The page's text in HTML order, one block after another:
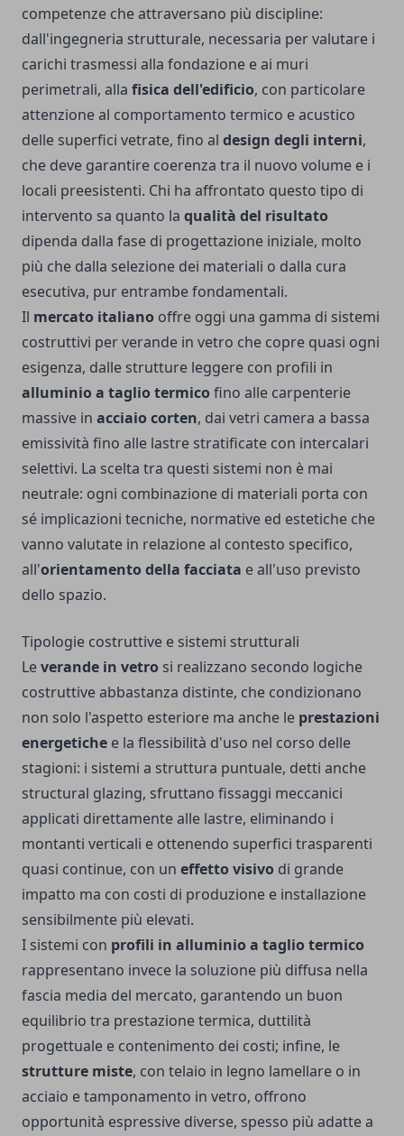
competenze che attraversano più discipline:
dall'ingegneria strutturale, necessaria per valutare i
carichi trasmessi alla fondazione e ai muri
perimetrali, alla fisica dell'edificio, con particolare
attenzione al comportamento termico e acustico
delle superfici vetrate, fino al design degli interni,
che deve garantire coerenza tra il nuovo volume e i
locali preesistenti. Chi ha affrontato questo tipo di
intervento sa quanto la qualità del risultato
dipenda dalla fase di progettazione iniziale, molto
più che dalla selezione dei materiali o dalla cura
esecutiva, pur entrambe fondamentali.
Il mercato italiano offre oggi una gamma di sistemi
costruttivi per verande in vetro che copre quasi ogni
esigenza, dalle strutture leggere con profili in
alluminio a taglio termico fino alle carpenterie
massive in acciaio corten, dai vetri camera a bassa
emissività fino alle lastre stratificate con intercalari
selettivi. La scelta tra questi sistemi non è mai
neutrale: ogni combinazione di materiali porta con
sé implicazioni tecniche, normative ed estetiche che
vanno valutate in relazione al contesto specifico,
all'orientamento della facciata e all'uso previsto
dello spazio.
Tipologie costruttive e sistemi strutturali
Leverande in vetro si realizzano secondo logiche
costruttive abbastanza distinte, che condizionano
non solo l'aspetto esteriore ma anche le prestazioni
energetiche e la flessibilità d'uso nel corso delle
stagioni: i sistemi a struttura puntuale, detti anche
structural glazing, sfruttano fissaggi meccanici
applicati direttamente alle lastre, eliminando i
montanti verticali e ottenendo superfici trasparenti
quasi continue, con un effetto visivo di grande
impatto ma con costi di produzione e installazione
sensibilmente più elevati.
I sistemi con profili in alluminio a taglio termico
rappresentano invece la soluzione più diffusa nella
fascia media del mercato, garantendo un buon
equilibrio tra prestazione termica, duttilità
progettuale e contenimento dei costi; infine, le
strutture miste, con telaio in legno lamellare o in
acciaio e tamponamento in vetro, offrono
opportunità espressive diverse, spesso più adatte a